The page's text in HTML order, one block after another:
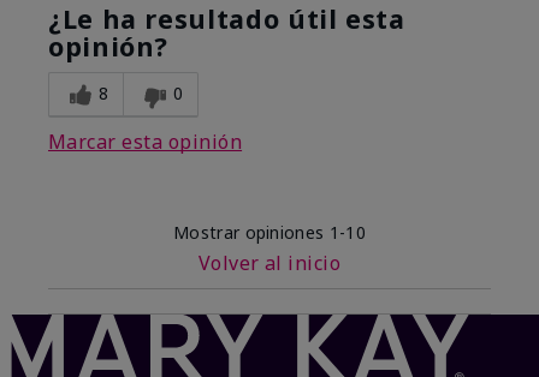
¿Le ha resultado útil esta
opinión?
8 0
Marcar esta opinión
Mostrar opiniones 1-10
Volver al inicio